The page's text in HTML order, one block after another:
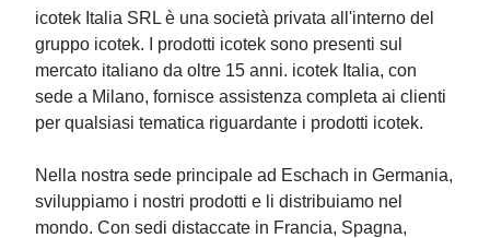
icotek Italia SRL è una società privata all'interno del
gruppo icotek. I prodotti icotek sono presenti sul
mercato italiano da oltre 15 anni. icotek Italia, con
sede a Milano, fornisce assistenza completa ai clienti
per qualsiasi tematica riguardante i prodotti icotek.
Nella nostra sede principale ad Eschach in Germania,
sviluppiamo i nostri prodotti e li distribuiamo nel
mondo. Con sedi distaccate in Francia, Spagna,